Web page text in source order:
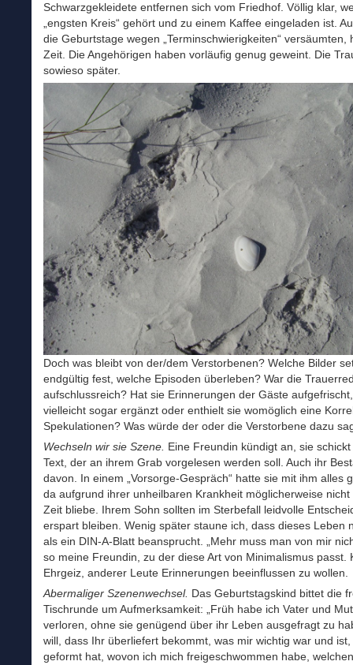
Schwarzgekleidete entfernen sich vom Friedhof. Völlig klar,
„engsten Kreis“ gehört und zu einem Kaffee eingeladen ist.
die Geburtstage wegen „Terminschwierigkeiten“ versäumten,
Zeit. Die Angehörigen haben vorläufig genug geweint. Die
sowieso später.
Doch was bleibt von der/dem Verstorbenen? Welche Bilder
endgültig fest, welche Episoden überleben? War die
aufschlussreich? Hat sie Erinnerungen der Gäste
vielleicht sogar ergänzt oder enthielt sie womöglich eine
Spekulationen? Was würde der oder die Verstorbene dazu
Wechseln wir sie Szene. Eine Freundin kündigt an, sie
Text, der an ihrem Grab vorgelesen werden soll. Auch ihr
davon. In einem „Vorsorge-Gespräch“ hatte sie mit ihm alles
da aufgrund ihrer unheilbaren Krankheit möglicherweise nicht
Zeit bliebe. Ihrem Sohn sollten im Sterbefall leidvolle
erspart bleiben. Wenig später staune ich, dass dieses Leben
als ein DIN-A-Blatt beansprucht. „Mehr muss man von mir
so meine Freundin, zu der diese Art von Minimalismus passt.
Ehrgeiz, anderer Leute Erinnerungen beeinflussen zu wollen.
Abermaliger Szenenwechsel. Das Geburtstagskind bittet die
Tischrunde um Aufmerksamkeit: „Früh habe ich Vater und
verloren, ohne sie genügend über ihr Leben ausgefragt zu
will, dass Ihr überliefert bekommt, was mir wichtig war und
geformt hat, wovon ich mich freigeschwommen habe,